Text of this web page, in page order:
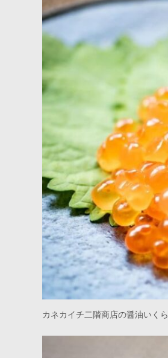
カネカイチ二階商店の醤油いくら